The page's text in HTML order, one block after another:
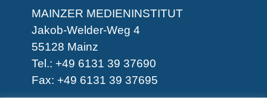
MAINZER MEDIENINSTITUT
Jakob-Welder-Weg 4
55128 Mainz
Tel.: +49 6131 39 37690
Fax: +49 6131 39 37695